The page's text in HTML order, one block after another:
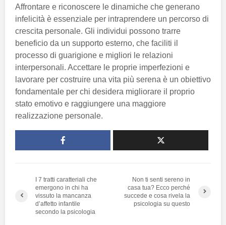
Affrontare e riconoscere le dinamiche che generano
infelicità è essenziale per intraprendere un percorso di
crescita personale. Gli individui possono trarre
beneficio da un supporto esterno, che faciliti il
processo di guarigione e migliori le relazioni
interpersonali. Accettare le proprie imperfezioni e
lavorare per costruire una vita più serena è un obiettivo
fondamentale per chi desidera migliorare il proprio
stato emotivo e raggiungere una maggiore
realizzazione personale.
I 7 tratti caratteriali che
emergono in chi ha
vissuto la mancanza
d’affetto infantile
secondo la psicologia
Non ti senti sereno in
casa tua? Ecco perché
succede e cosa rivela la
psicologia su questo